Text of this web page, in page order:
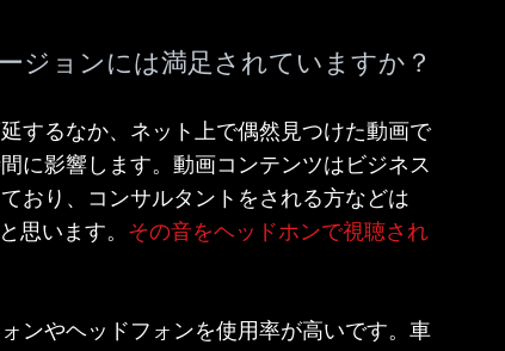
ジョンには満足されていますか？
するなか、ネット上で偶然見つけた動画で
に影響します。動画コンテンツはビジネス
おり、コンサルタントをされる方などは
思います。 その音をヘッドホンで視聴され
ンやヘッドフォンを使用率が高いです。 車